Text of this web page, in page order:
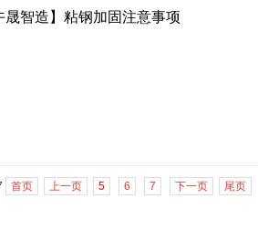
晟智造】粘钢加固注意事项
首页 上一页 5 6 7 下一页 尾页